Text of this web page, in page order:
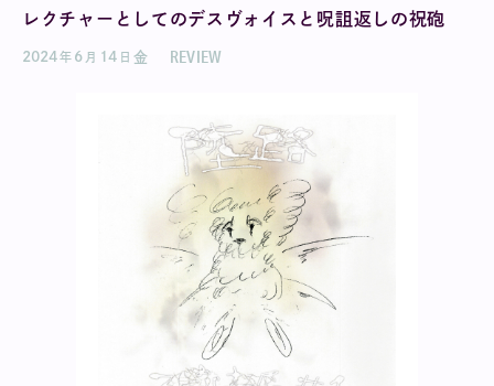
レクチャーとしてのデスヴォイスと呪詛返しの祝砲
2024年 6 月 14 日 金 REVIEW